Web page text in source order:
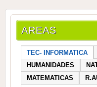
AREAS
TEC- INFORMATICA
HUMANIDADES
MATEMATICAS